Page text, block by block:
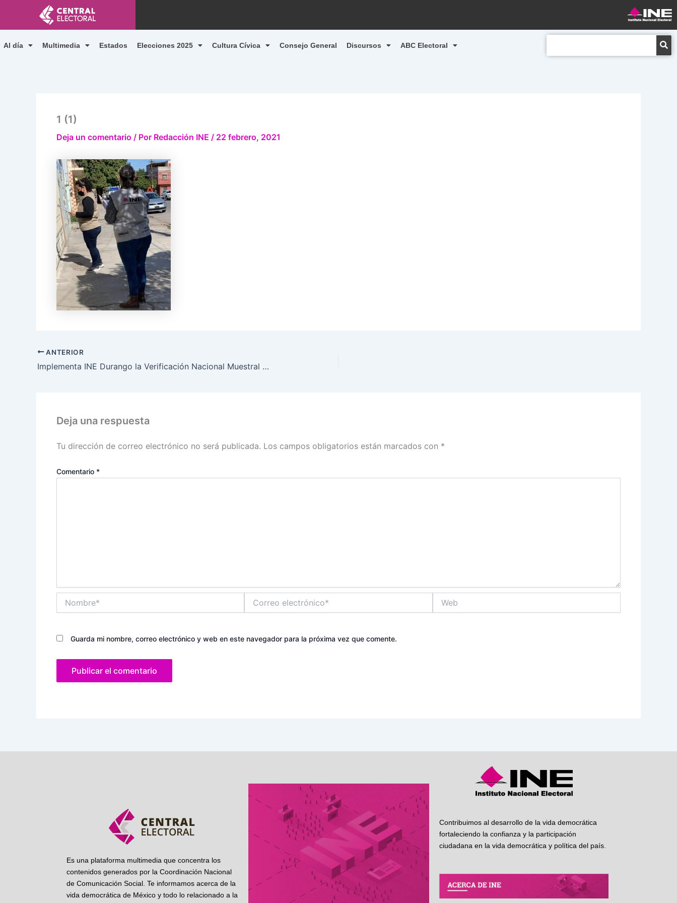
contenido
Al día Multimedia Estados Elecciones 2025 Cultura Cívica Consejo General Discursos ABC Electoral
1 (1)
Deja un comentario / Por Redacción INE / 22 febrero, 2021
ANTERIOR
Implementa INE Durango la Verificación Nacional Muestral 2021
Deja una respuesta
Tu dirección de correo electrónico no será publicada. Los campos obligatorios están marcados con *
Comentario *
electrónico*
Guarda mi nombre, correo electrónico y web en este navegador para la próxima vez que comente.
Es una plataforma multimedia que concentra los
contenidos generados por la Coordinación Nacional
de Comunicación Social. Te informamos acerca de la
vida democrática de México y todo lo relacionado a la
Contribuimos al desarrollo de la vida democrática
fortaleciendo la confianza y la participación
ciudadana en la vida democrática y política del país.